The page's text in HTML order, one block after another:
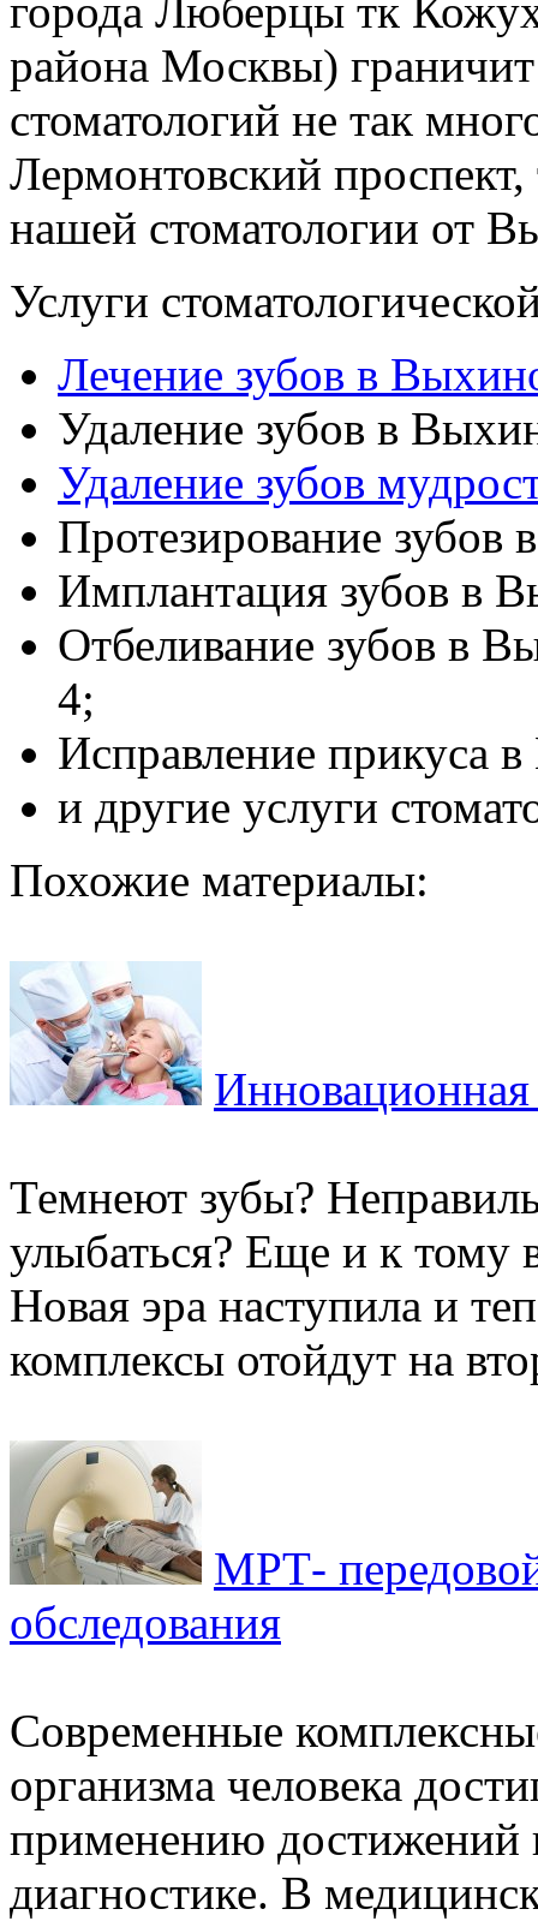
города Люберцы тк
района Москвы)
стоматологий не так
Лермонтовский
нашей стоматологии от
Услуги
Лечение зубов в
Удаление зубов в
Удаление зубов
Протезирование
Имплантация зубов в
Отбеливание зубов в
4;
Исправление прикуса
и другие услуги
Похожие материалы:
Инновационная
Темнеют зубы?
улыбаться? Еще и к тому
Новая эра наступила и
комплексы отойдут на
МРТ-
обследования
Современные
организма человека
применению достижений
диагностике. В